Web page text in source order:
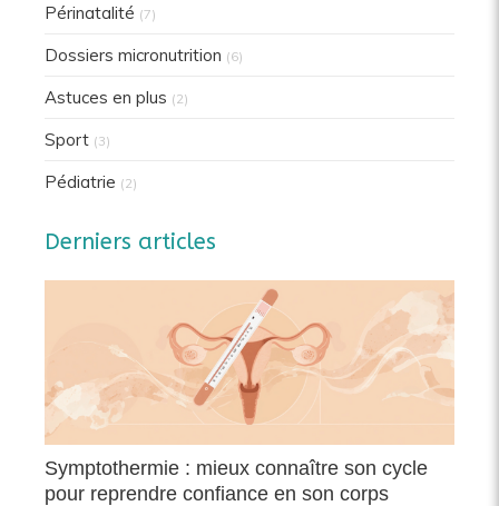
Périnatalité (7)
Dossiers micronutrition (6)
Astuces en plus (2)
Sport (3)
Pédiatrie (2)
Derniers articles
Symptothermie : mieux connaître son cycle
pour reprendre confiance en son corps